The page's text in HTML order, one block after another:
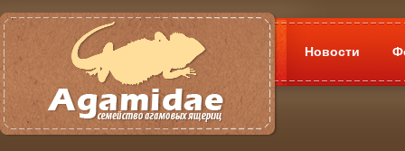
Новости